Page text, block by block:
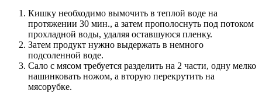
Кишку необходимо вымочить в теплой воде на
протяжении 30 мин., а затем прополоснуть под потоком
прохладной воды, удаляя оставшуюся пленку.
Затем продукт нужно выдержать в немного
подсоленной воде.
Сало с мясом требуется разделить на 2 части, одну мелко
нашинковать ножом, а вторую перекрутить на
мясорубке.